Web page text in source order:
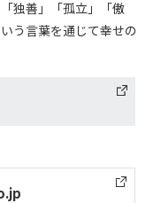
独善」「孤立」「傲
う言葉を通じて幸せの